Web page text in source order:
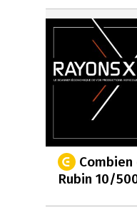
Rubin 10/